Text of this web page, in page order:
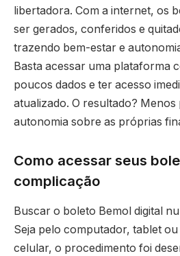
libertadora. Com a internet, os
ser gerados, conferidos e
trazendo bem-estar e
Basta acessar uma plataforma
poucos dados e ter acesso
atualizado. O resultado?
autonomia sobre as próprias
Como acessar seus
complicação
Buscar o boleto Bemol digital
Seja pelo computador, tablet
celular, o procedimento foi